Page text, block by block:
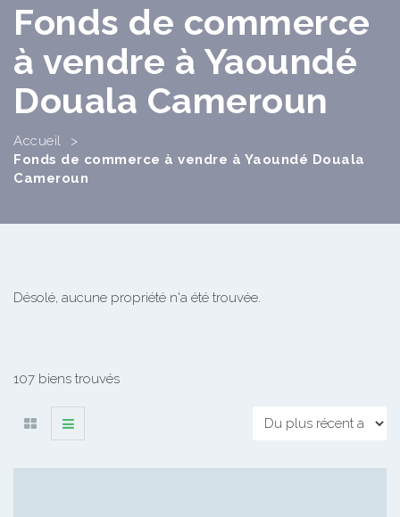
Fonds de commerce
à vendre à Yaoundé
Douala Cameroun
Accueil
>
Fonds de commerce à vendre à Yaoundé Douala
Cameroun
Désolé, aucune propriété n'a été trouvée.
107 biens trouvés